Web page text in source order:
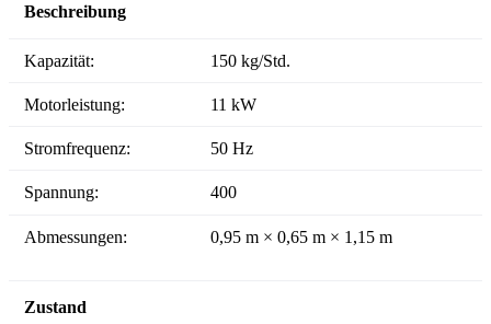
Beschreibung
Kapazität: 150 kg/Std.
Motorleistung: 11 kW
Stromfrequenz: 50 Hz
Spannung: 400
Abmessungen: 0,95 m × 0,65 m × 1,15 m
Zustand